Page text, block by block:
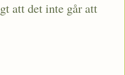
att det inte går att